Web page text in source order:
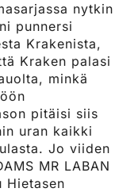
nytkin
punnersi
Krakenista,
Kraken palasi
minkä
pitäisi siis
uran kaikki
Jo viiden
MR LABAN
Hietasen